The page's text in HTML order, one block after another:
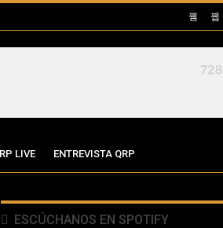
LIVE ENTREVISTA QRP
ESCÚCHANOS EN SPOTIFY